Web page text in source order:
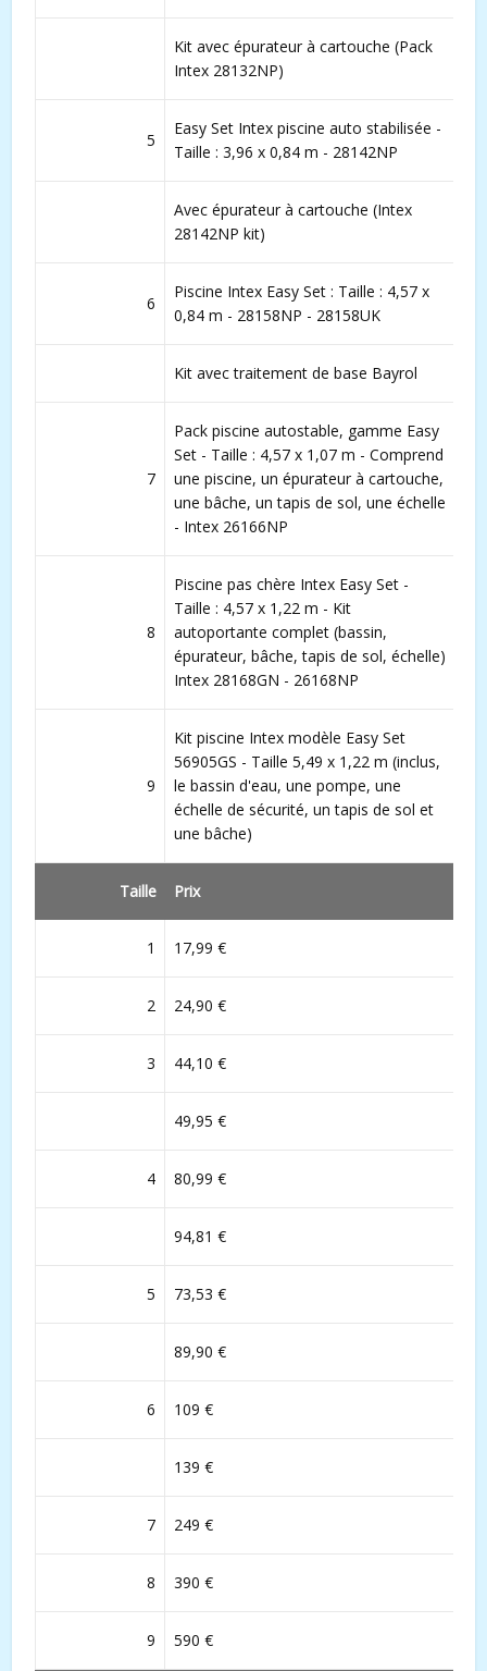
Kit avec épurateur à cartouche (Pack
Intex 28132NP)
5
Easy Set Intex piscine auto stabilisée -
Taille : 3,96 x 0,84 m - 28142NP
Avec épurateur à cartouche (Intex
28142NP kit)
6
Piscine Intex Easy Set : Taille : 4,57 x
0,84 m - 28158NP - 28158UK
Kit avec traitement de base Bayrol
7
Pack piscine autostable, gamme Easy
Set - Taille : 4,57 x 1,07 m - Comprend
une piscine, un épurateur à cartouche,
une bâche, un tapis de sol, une échelle
- Intex 26166NP
8
Piscine pas chère Intex Easy Set -
Taille : 4,57 x 1,22 m - Kit
autoportante complet (bassin,
épurateur, bâche, tapis de sol, échelle)
Intex 28168GN - 26168NP
9
Kit piscine Intex modèle Easy Set
56905GS - Taille 5,49 x 1,22 m (inclus,
le bassin d'eau, une pompe, une
échelle de sécurité, un tapis de sol et
une bâche)
Taille Prix
1 17,99 €
2 24,90 €
3 44,10 €
49,95 €
4 80,99 €
94,81 €
5 73,53 €
89,90 €
6 109 €
139 €
7 249 €
8 390 €
9 590 €